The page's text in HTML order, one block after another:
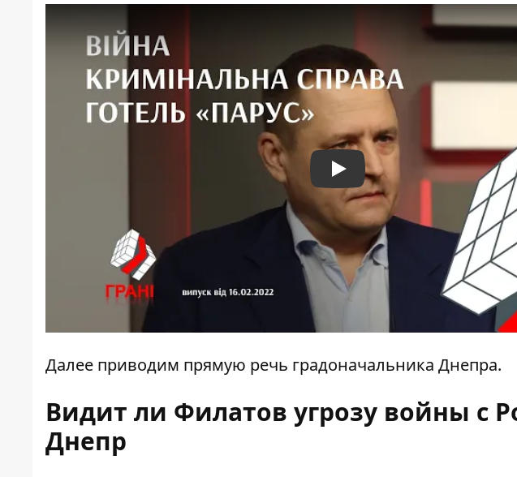
Play
Далее приводим прямую речь градоначальника Днепра.
Видит ли Филатов угрозу войны с
Днепр